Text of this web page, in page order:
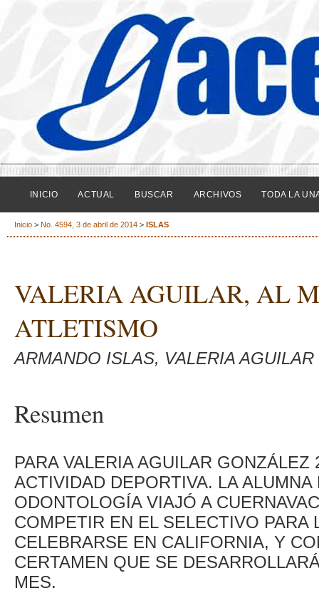
INICIO ACTUAL BUSCAR ARCHIVOS TODA LA
Inicio > No. 4594, 3 de abril de 2014 > ISLAS
VALERIA AGUILAR, AL
ATLETISMO
ARMANDO ISLAS, VALERIA
Resumen
PARA VALERIA AGUILAR
ACTIVIDAD DEPORTIVA. LA ALUMNA
ODONTOLOGÍA VIAJÓ A
COMPETIR EN EL SELECTIVO PARA
CELEBRARSE EN CALIFORNIA, Y
CERTAMEN QUE SE
MES.